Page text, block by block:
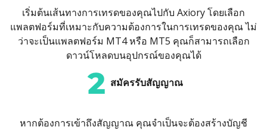
เริ่มต้นเส้นทางการเทรดของคุณไปกับ Axiory โดยเลือก
แพลตฟอร์มที่เหมาะกับความต้องการในการเทรดของคุณ ไม่
ว่าจะเป็นแพลตฟอร์ม MT4 หรือ MT5 คุณก็สามารถเลือก
ดาวน์โหลดบนอุปกรณ์ของคุณได้
สมัครรับสัญญาณ
หากต้องการเข้าถึงสัญญาณ คุณจำเป็นจะต้องสร้างบัญชี